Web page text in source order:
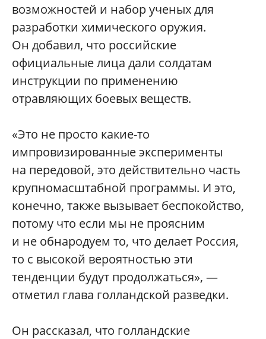
возможностей и набор ученых для
разработки химического оружия.
Он добавил, что российские
официальные лица дали солдатам
инструкции по применению
отравляющих боевых веществ.
«Это не просто какие-то
импровизированные эксперименты
на передовой, это действительно часть
крупномасштабной программы. И это,
конечно, также вызывает беспокойство,
потому что если мы не проясним
и не обнародуем то, что делает Россия,
то с высокой вероятностью эти
тенденции будут продолжаться», —
отметил глава голландской разведки.
Он рассказал, что голландские